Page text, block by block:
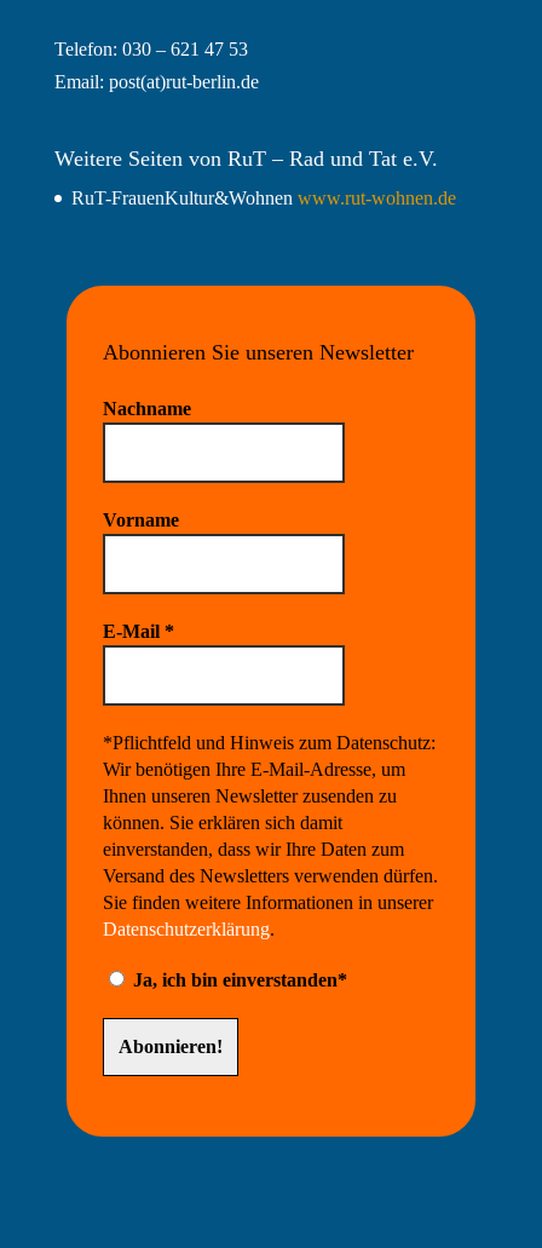
Telefon: 030 – 621 47 53
Email: post(at)rut-berlin.de
Weitere Seiten von RuT – Rad und Tat e.V.
RuT-FrauenKultur&Wohnen www.rut-wohnen.de
Abonnieren Sie unseren Newsletter
Nachname
Vorname
E-Mail *
*Pflichtfeld und Hinweis zum Datenschutz:
Wir benötigen Ihre E-Mail-Adresse, um
Ihnen unseren Newsletter zusenden zu
können. Sie erklären sich damit
einverstanden, dass wir Ihre Daten zum
Versand des Newsletters verwenden dürfen.
Sie finden weitere Informationen in unserer
Datenschutzerklärung.
Ja, ich bin einverstanden*